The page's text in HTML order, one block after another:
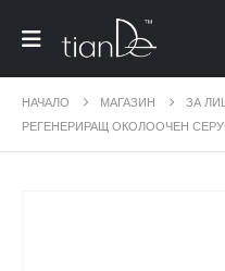
НАЧАЛО МАГАЗИН ЗА
РЕГЕНЕРИРАЩ ОКОЛООЧЕН